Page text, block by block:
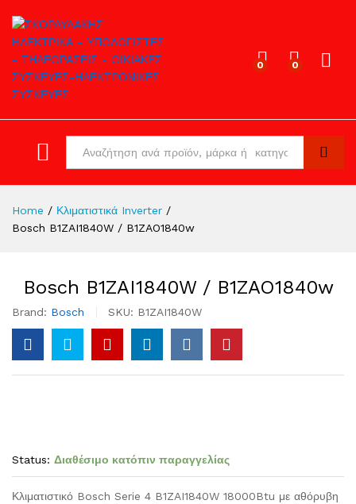
0 0
Search
Home / Κλιματιστικά Inverter /
Bosch B1ZAI1840W / B1ZAO1840w
Bosch B1ZAI1840W / B1ZAO1840w
Brand: Bosch SKU: B1ZAI1840W
Status: Διαθέσιμο κατόπιν παραγγελίας
Κλιματιστικό Bosch Serie 4 B1ZAI1840W 18000Btu με αθόρυβη